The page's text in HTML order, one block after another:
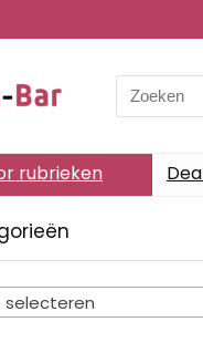
Search
for:
rubrieken
selecteren